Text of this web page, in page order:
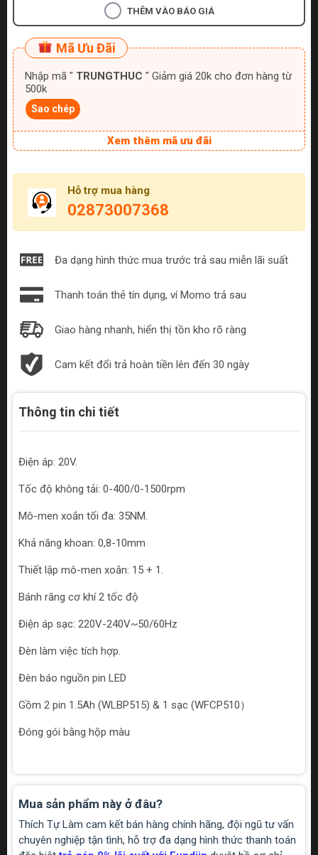
THÊM VÀO BÁO GIÁ
Mã Ưu Đãi
Nhập mã " TRUNGTHUC " Giảm giá 20k cho đơn hàng từ
500k
Sao chép
Xem thêm mã ưu đãi
Hỗ trợ mua hàng
02873007368
Đa dạng hình thức mua trước trả sau miễn lãi suất
Thanh toán thẻ tín dụng, ví Momo trả sau
Giao hàng nhanh, hiển thị tồn kho rõ ràng
Cam kết đổi trả hoàn tiền lên đến 30 ngày
Thông tin chi tiết
Điện áp: 20V.
Tốc độ không tải: 0-400/0-1500rpm
Mô-men xoắn tối đa: 35NM.
Khả năng khoan: 0,8-10mm
Thiết lập mô-men xoắn: 15 + 1.
Bánh răng cơ khí 2 tốc độ
Điện áp sạc: 220V-240V~50/60Hz
Đèn làm việc tích hợp.
Đèn báo nguồn pin LED
Gồm 2 pin 1.5Ah (WLBP515) & 1 sạc (WFCP510）
Đóng gói bằng hộp màu
Mua sản phẩm này ở đâu?
Thích Tự Làm cam kết bán hàng chính hãng, đội ngũ tư vấn
chuyên nghiệp tận tình, hỗ trợ đa dạng hình thức thanh toán